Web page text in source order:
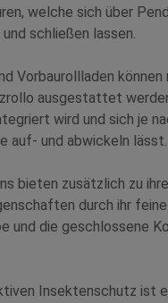
welche sich über
schließen lassen.
Vorbaurollladen können
ausgestattet
wird und sich je
auf- und abwickeln lässt.
bieten zusätzlich zu
durch ihr
und die geschlossene
Insektenschutz ist